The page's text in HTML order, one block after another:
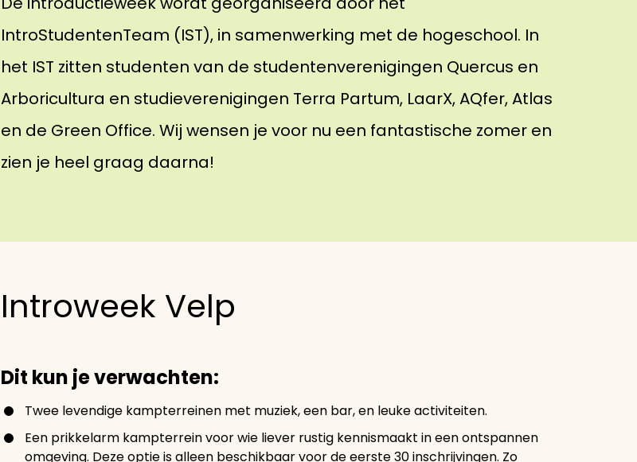
IntroStudentenTeam (IST), in samenwerking met de hogeschool. In
het IST zitten studenten van de studentenverenigingen Quercus en
Arboricultura en studieverenigingen Terra Partum, LaarX, AQfer, Atlas
en de Green Office. Wij wensen je voor nu een fantastische zomer en
zien je heel graag daarna!
Introweek Velp
Dit kun je verwachten:
Twee levendige kampterreinen met muziek, een bar, en leuke activiteiten.
Een prikkelarm kampterrein voor wie liever rustig kennismaakt in een ontspannen
omgeving. Deze optie is alleen beschikbaar voor de eerste 30 inschrijvingen. Zo